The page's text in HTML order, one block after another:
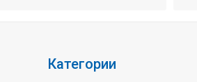
Категории